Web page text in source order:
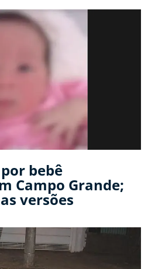
bebê
Campo Grande;
versões